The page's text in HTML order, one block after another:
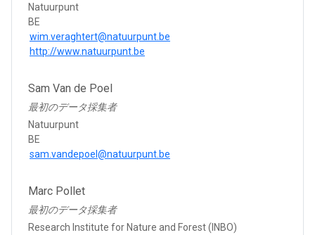
Natuurpunt
BE
wim.veraghtert@natuurpunt.be
http://www.natuurpunt.be
Sam Van de Poel
最初のデータ採集者
Natuurpunt
BE
sam.vandepoel@natuurpunt.be
Marc Pollet
最初のデータ採集者
Research Institute for Nature and Forest (INBO)